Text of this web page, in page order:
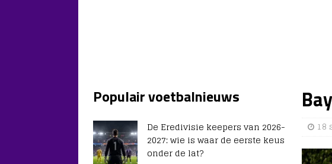
18
Populair voetbalnieuws
De Eredivisie keepers van 2026-
2027: wie is waar de eerste keus
onder de lat?